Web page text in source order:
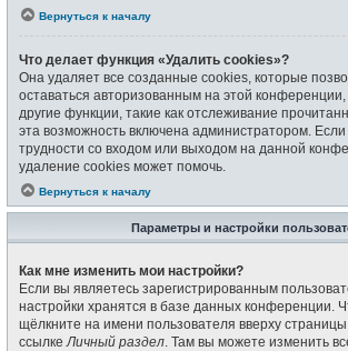
Вернуться к началу
Что делает функция «Удалить cookies»?
Она удаляет все созданные cookies, которые
оставаться авторизованным на этой
другие функции, такие как отслеживание
эта возможность включена администратором.
трудности со входом или выходом на данной
удаление cookies может помочь.
Вернуться к началу
Параметры и настройки
Как мне изменить мои настройки?
Если вы являетесь зарегистрированным
настройки хранятся в базе данных конференции.
щёлкните на имени пользователя вверху
ссылкеЛичный раздел. Там вы можете изменить